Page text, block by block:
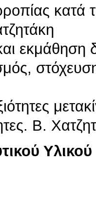
κατά
εκμάθηση
Υλικού